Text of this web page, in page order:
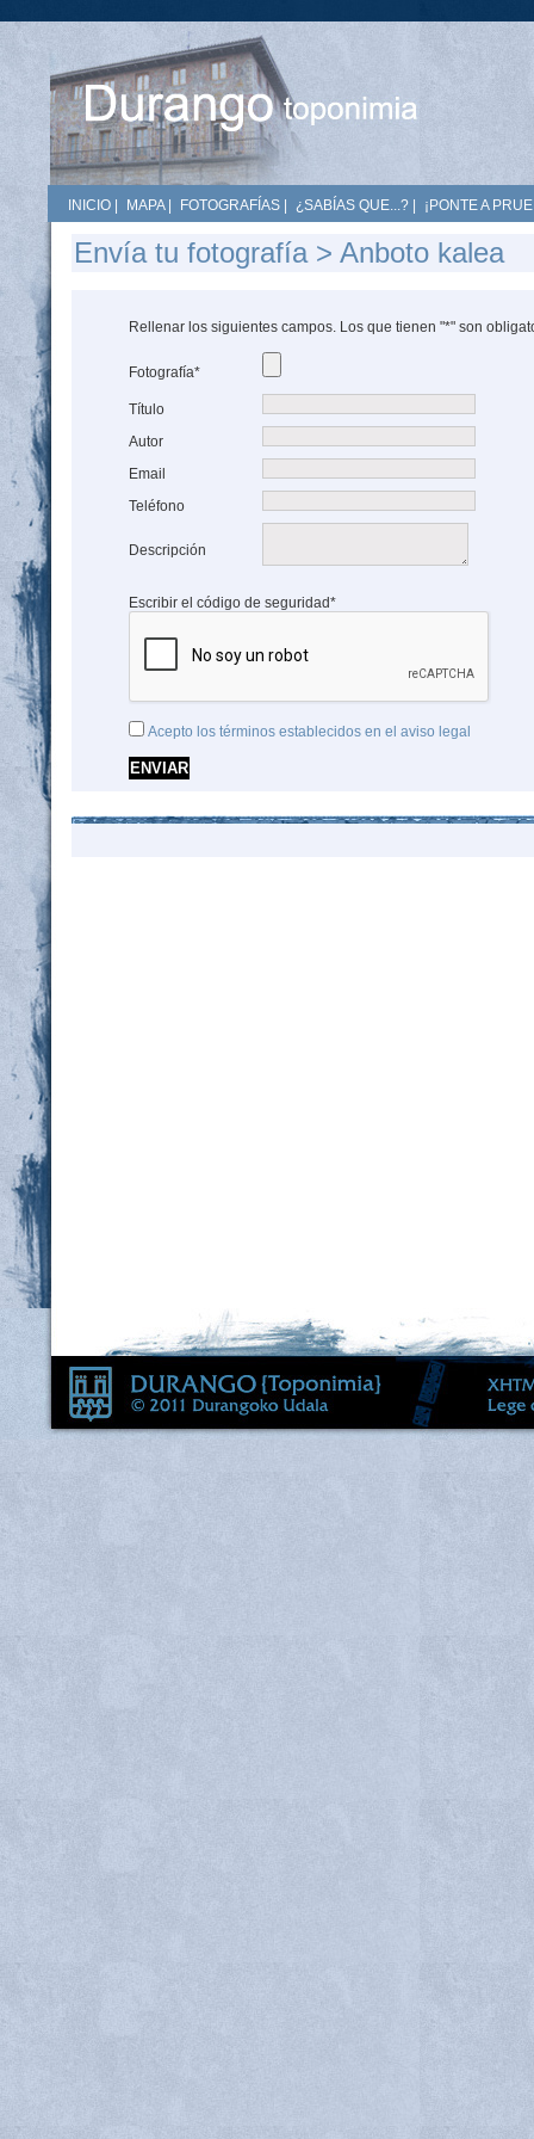
INICIO MAPA| FOTOGRAFÍAS ¿SABÍAS QUE...? ¡PONTE A
Envía tu fotografía > Anboto kalea
Rellenar los siguientes campos. Los que tienen "*" son
Fotografía*
Título
Autor
Email
Teléfono
Descripción
Escribir el código de seguridad*
Acepto los términos establecidos en el aviso legal